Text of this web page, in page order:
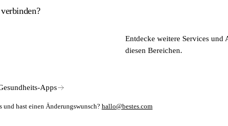
Unterlagen digital bündeln, strukturieren und bei Bedarf
das Kernmodell. vitabook funktioniert unabhängig von der
Entdecke weitere Services und
diesen Bereichen.
Apps
hast einen Änderungswunsch? hallo@bestes.com